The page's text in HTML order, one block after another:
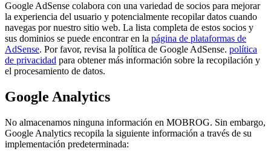
Google AdSense colabora con una variedad de socios para mejorar
la experiencia del usuario y potencialmente recopilar datos cuando
navegas por nuestro sitio web. La lista completa de estos socios y
sus dominios se puede encontrar en la página de plataformas de
AdSense. Por favor, revisa la política de Google AdSense. política
de privacidad para obtener más información sobre la recopilación y
el procesamiento de datos.
Google Analytics
No almacenamos ninguna información en MOBROG. Sin embargo,
Google Analytics recopila la siguiente información a través de su
implementación predeterminada: